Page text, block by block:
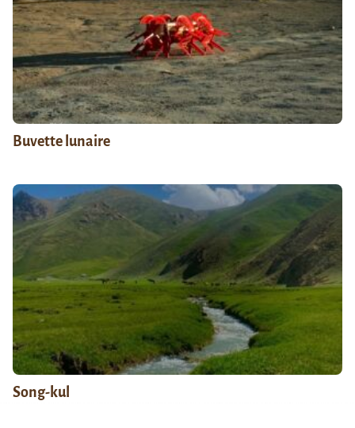
Buvette lunaire
Song-kul